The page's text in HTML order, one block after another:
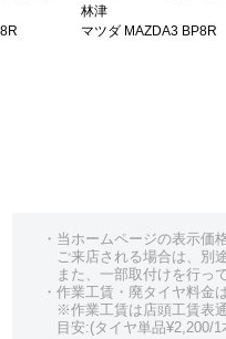
林津
マツダ MAZDA3 BP8R
・当ホームページの表示価
ご来店される場合は、別
また、一部取付けを行っ
・作業工賃・廃タイヤ料金
※作業工賃は店頭工賃表通
目安:(タイヤ単品¥2,200/1